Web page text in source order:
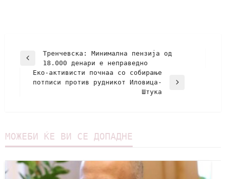
Тренчевска: Минимална пензија од
18.000 денари е неправедно
Еко-активисти почнаа со собирање
потписи против рудникот Иловица-
Штука
МОЖЕБИ ЌЕ ВИ СЕ ДОПАДНЕ